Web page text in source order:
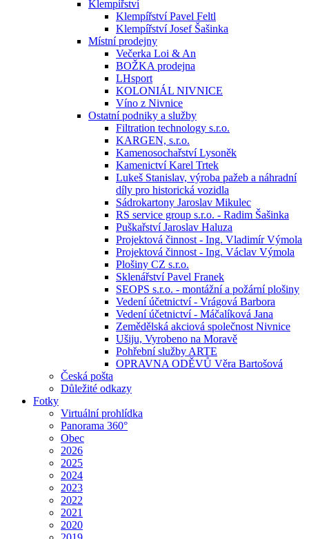
Klempířství
Klempířství Pavel Feltl
Klempířství Josef Šašinka
Místní prodejny
Večerka Loi & An
BOŽKA prodejna
LHsport
KOLONIÁL NIVNICE
Víno z Nivnice
Ostatní podniky a služby
Filtration technology s.r.o.
KARGEN, s.r.o.
Kamenosochařství Lysoněk
Kamenictví Karel Trtek
Lukeš Stanislav, výroba pažeb a náhradní
díly pro historická vozidla
Sádrokartony Jaroslav Mikulec
RS service group s.r.o. - Radim Šašinka
Puškařství Jaroslav Haluza
Projektová činnost - Ing. Vladimír Výmola
Projektová činnost - Ing. Václav Výmola
Plošiny CZ s.r.o.
Sklenářství Pavel Franek
SEOPS s.r.o. - montážní a požární plošiny
Vedení účetnictví - Vrágová Barbora
Vedení účetnictví - Máčalíková Jana
Zemědělská akciová společnost Nivnice
Ušiju, Vyrobeno na Moravě
Pohřební služby ARTE
OPRAVNA ODĚVŮ Věra Bartošová
Česká pošta
Důležité odkazy
Fotky
Virtuální prohlídka
Panorama 360°
Obec
2026
2025
2024
2023
2022
2021
2020